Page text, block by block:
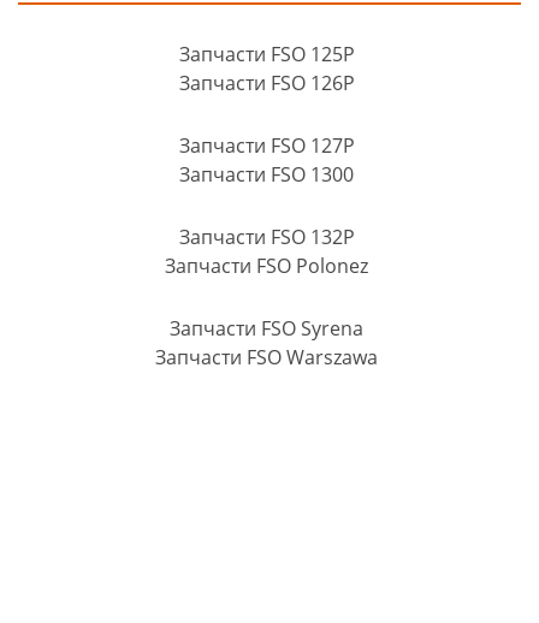
Запчасти FSO 125P
Запчасти FSO 126P
Запчасти FSO 127P
Запчасти FSO 1300
Запчасти FSO 132P
Запчасти FSO Polonez
Запчасти FSO Syrena
Запчасти FSO Warszawa